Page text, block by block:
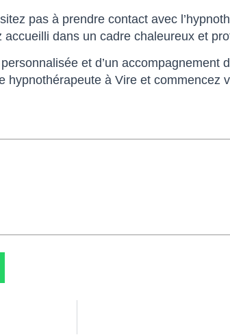
pas à prendre contact avec
dans un cadre chaleureux et
et d’un
à Vire et commencez